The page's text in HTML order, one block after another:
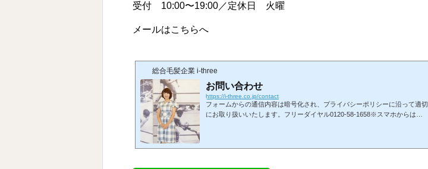
受付 10:00〜19:00／定休日 火曜
メールはこちらへ
総合毛髪企業 i-three
お問い合わせ
https://i-three.co.jp/contact
フォームからの通信内容は暗号化され、プライバシーポリシーに沿って適切
にお取り扱いいたします。フリーダイヤル0120-58-1658※スマホからは番